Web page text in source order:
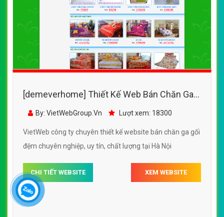
[demeverhome] Thiết Kế Web Bán Chăn Ga
Gối Đệm Everon đẹp SEO nhanh hiệu quả
By: VietWebGroup.Vn Lượt xem: 18300
VietWeb công ty chuyên thiết kế website bán chăn ga gối
đệm chuyên nghiệp, uy tín, chất lượng tại Hà Nội
CHI TIẾT WEBSITE XEM WEBSITE